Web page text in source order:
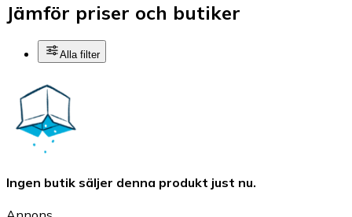
Jämför priser och butiker
Alla filter
Ingen butik säljer denna produkt just nu.